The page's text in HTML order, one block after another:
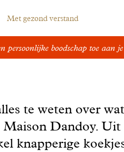
Met gezond verstand
persoonlijke boodschap toe aan
te weten over
Dandoy. Uit
knapperige